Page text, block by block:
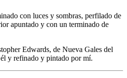
con luces y sombras, perfilado de
apuntado y con un terminado de
Edwards, de Nueva Gales del
y refinado y pintado por mí.